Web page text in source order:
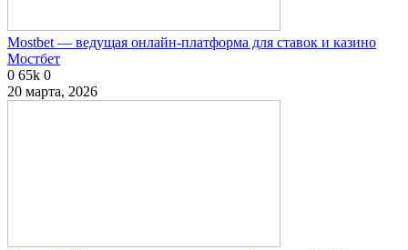
Mostbet — ведущая онлайн-платформа для ставок и казино
Мостбет
0 65k 0
20 марта, 2026